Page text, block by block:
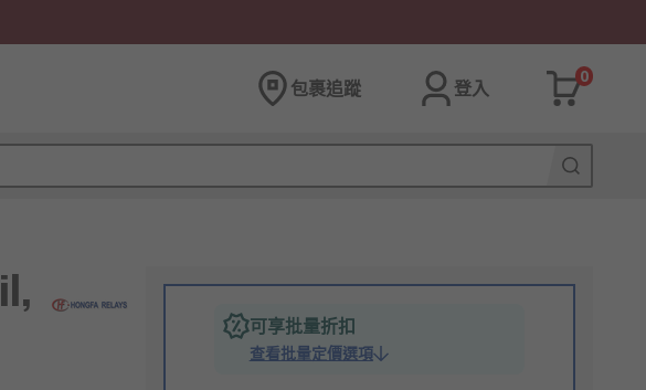
包裹追蹤 登入
0
可享批量折扣
查看批量定價選項